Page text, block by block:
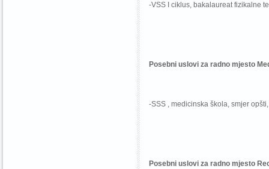
-VSS I ciklus, bakalaureat fizikalne
Posebni uslovi za radno mjesto
-SSS , medicinska škola, smjer
Posebni uslovi za radno mjesto